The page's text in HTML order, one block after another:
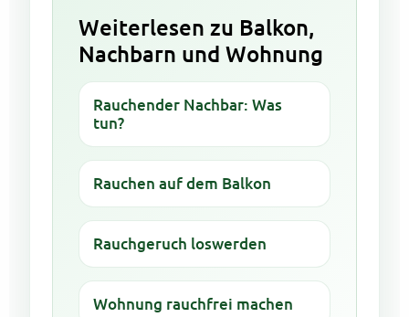
Weiterlesen zu Balkon,
Nachbarn und Wohnung
Rauchender Nachbar: Was
tun?
Rauchen auf dem Balkon
Rauchgeruch loswerden
Wohnung rauchfrei machen